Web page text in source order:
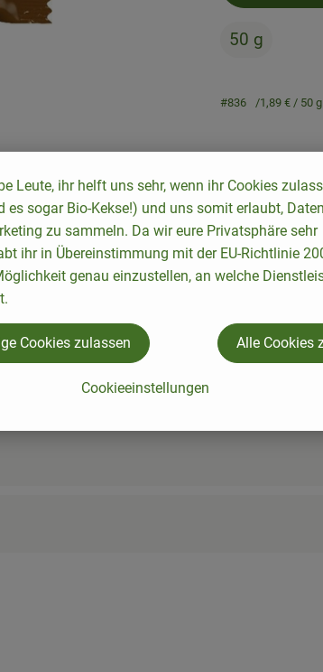
50 g
#836 1,89 € / 50 g
Rezepte gefunden.
Leute, ihr helft uns sehr, wenn ihr Cookies
es sogar Bio-Kekse!) und uns somit erlaubt,
zu sammeln. Da wir eure Privatsphäre sehr
ihr in Übereinstimmung mit der EU-Richtlinie
genau einzustellen, an welche
Cookieeinstellungen
Cookies zulassen Alle Cookies